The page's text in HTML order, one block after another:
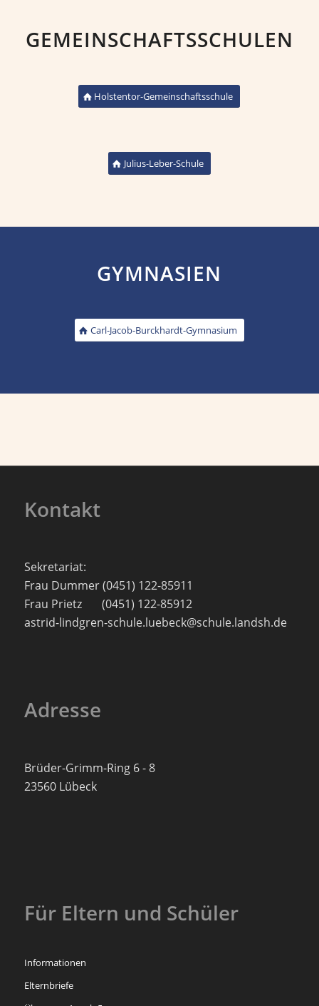
GEMEINSCHAFTSSCHULEN
Holstentor-Gemeinschaftsschule
Julius-Leber-Schule
GYMNASIEN
Carl-Jacob-Burckhardt-Gymnasium
Kontakt
Sekretariat:
Frau Dummer (0451) 122-85911
Frau Prietz (0451) 122-85912
astrid-lindgren-schule.luebeck@schule.landsh.de
Adresse
Brüder-Grimm-Ring 6 - 8
23560 Lübeck
Für Eltern und Schüler
Informationen
Elternbriefe